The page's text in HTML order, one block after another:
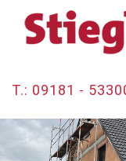
T.: 09181 -